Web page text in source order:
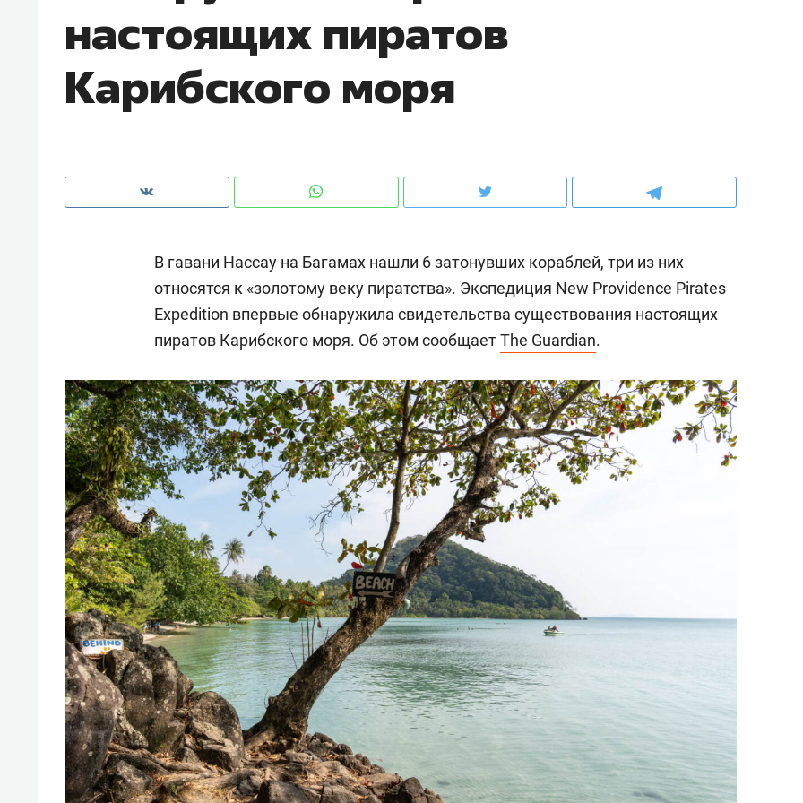
настоящих пиратов
Карибского моря
В гавани Нассау на Багамах нашли 6 затонувших кораблей, три из них
относятся к «золотому веку пиратства». Экспедиция New Providence Pirates
Expedition впервые обнаружила свидетельства существования настоящих
пиратов Карибского моря. Об этом сообщаетThe Guardian.
чем интересен Оман?
клиентах и чудных запросах мастеров
Оставить шум за волной: как
ЖК «Заря»
Рекомендуем
Психотерапевт «Фороса»:
когда человек не считает
свою сверхнагрузку
стрессом»
Рекомендуем
с мебелью за 2
для меня это